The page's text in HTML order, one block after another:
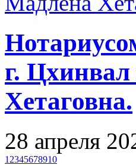
г.
Хетаговна.
28 апреля
1 2345678910